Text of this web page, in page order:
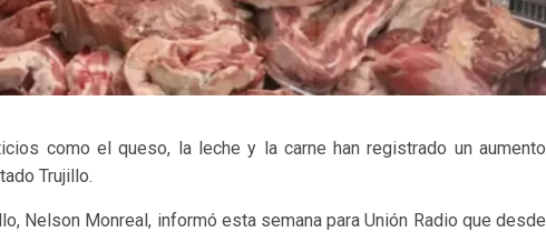
como el queso, la leche y la carne han registrado un aumento
Trujillo.
Nelson Monreal, informó esta semana para Unión Radio que desde